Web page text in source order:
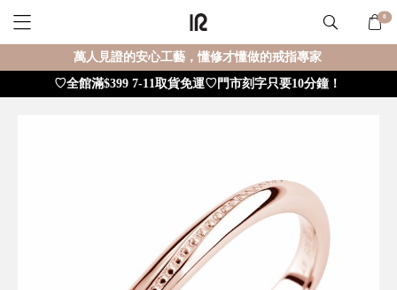
0
萬人見證的安心工藝，懂修才懂做的戒指專家
♡全館滿$399 7-11取貨免運♡門市刻字只要10分鐘！